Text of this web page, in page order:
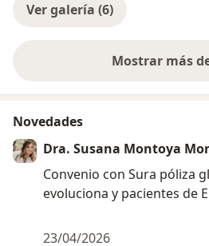
Ver galería (6)
Mostrar más
Novedades
Dra. Susana Montoya
Convenio con Sura póliza
evoluciona y pacientes de
23/04/2026